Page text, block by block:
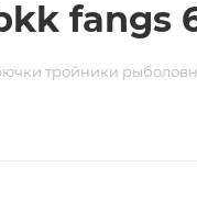
fangs
тройники